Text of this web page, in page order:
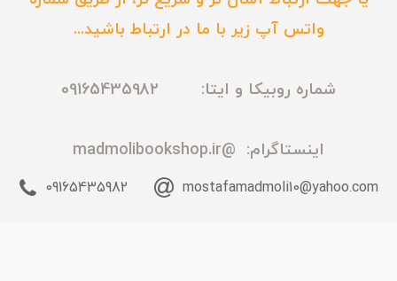
واتس آپ زیر با ما در ارتباط باشید...
شماره روبیکا و ایتا: 09165435982
اینستاگرام: @madmolibookshop.ir
mostafamadmoli10@yahoo.com
09165435982